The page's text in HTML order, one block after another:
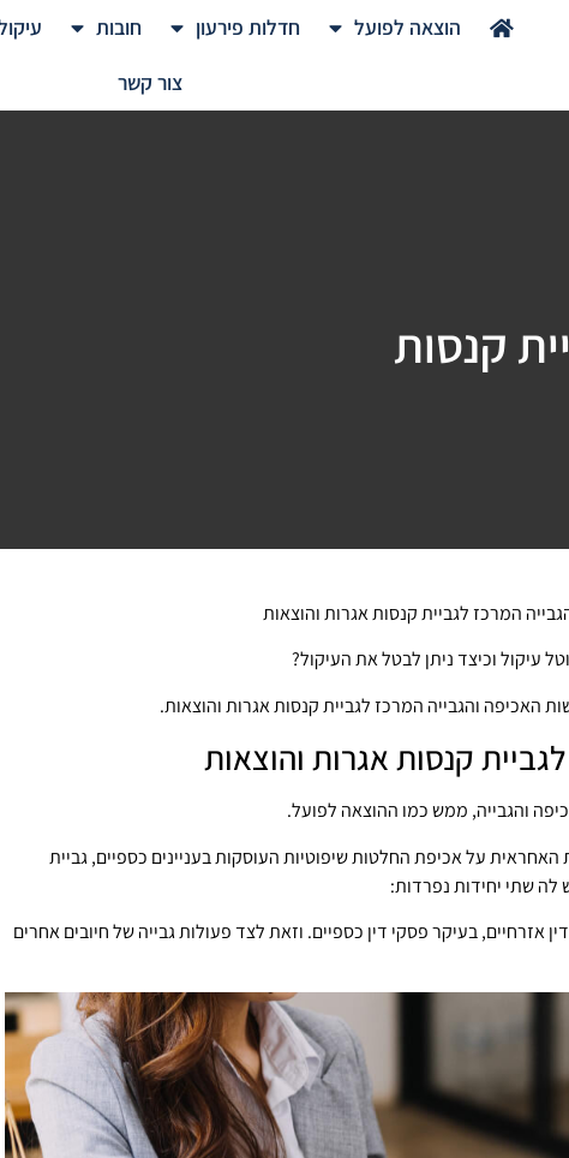
הוצאה לפועל חדלות פירעון חובות
צור קשר
קנסות
המרכז לגביית קנסות אגרות והוצאות
עיקול וכיצד ניתן לבטל את העיקול?
האכיפה והגבייה המרכז לגביית קנסות אגרות והוצאות.
קנסות אגרות והוצאות
והגבייה, ממש כמו ההוצאה לפועל.
על אכיפת החלטות שיפוטיות העוסקות בעניינים כספיים, גביית
שתי יחידות נפרדות:
אזרחיים, בעיקר פסקי דין כספיים. וזאת לצד פעולות גבייה של חיובים אחרים